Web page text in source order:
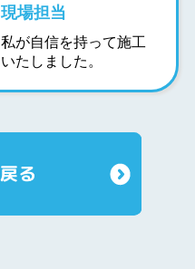
現場担当
私が自信を持って施工
いたしました。